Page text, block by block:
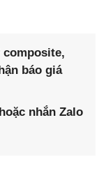
composite,
báo giá
nhắn Zalo